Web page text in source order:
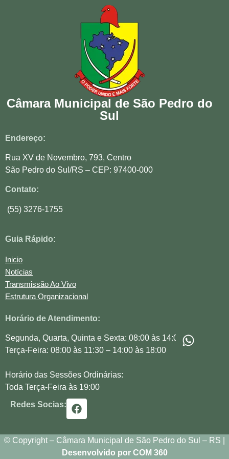
Câmara Municipal de São Pedro do
Sul
Endereço:
Rua XV de Novembro, 793, Centro
São Pedro do Sul/RS – CEP: 97400-000
Contato:
(55) 3276-1755
Guia Rápido:
Inicio
Notícias
Transmissão Ao Vivo
Estrutura Organizacional
Horário de Atendimento:
Segunda, Quarta, Quinta e Sexta: 08:00 às 14:00
Terça-Feira: 08:00 às 11:30 – 14:00 às 18:00
Horário das Sessões Ordinárias:
Toda Terça-Feira às 19:00
Redes Socias:
© Copyright – Câmara Municipal de São Pedro do Sul – RS |
Desenvolvido por COM 360